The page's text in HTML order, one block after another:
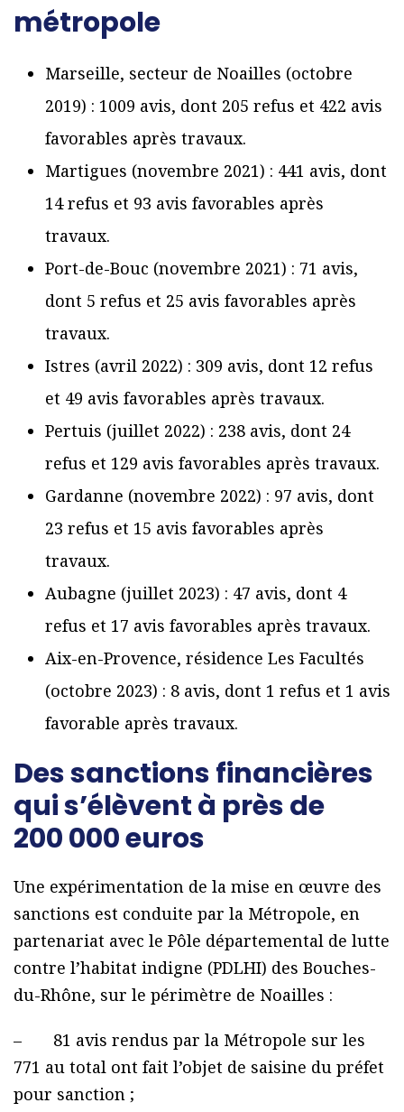
métropole
Marseille, secteur de Noailles (octobre
2019) : 1009 avis, dont 205 refus et 422 avis
favorables après travaux.
Martigues (novembre 2021) : 441 avis, dont
14 refus et 93 avis favorables après
travaux.
Port-de-Bouc (novembre 2021) : 71 avis,
dont 5 refus et 25 avis favorables après
travaux.
Istres (avril 2022) : 309 avis, dont 12 refus
et 49 avis favorables après travaux.
Pertuis (juillet 2022) : 238 avis, dont 24
refus et 129 avis favorables après travaux.
Gardanne (novembre 2022) : 97 avis, dont
23 refus et 15 avis favorables après
travaux.
Aubagne (juillet 2023) : 47 avis, dont 4
refus et 17 avis favorables après travaux.
Aix-en-Provence, résidence Les Facultés
(octobre 2023) : 8 avis, dont 1 refus et 1 avis
favorable après travaux.
Des sanctions financières
qui s’élèvent à près de
200 000 euros
Une expérimentation de la mise en œuvre des
sanctions est conduite par la Métropole, en
partenariat avec le Pôle départemental de lutte
contre l’habitat indigne (PDLHI) des Bouches-
du-Rhône, sur le périmètre de Noailles :
– 81 avis rendus par la Métropole sur les
771 au total ont fait l’objet de saisine du préfet
pour sanction ;